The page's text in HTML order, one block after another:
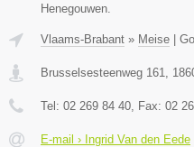
Henegouwen.
Vlaams-Brabant » Meise |
Brusselsesteenweg 161
Tel: 02 269 84 40 , Fax: 02
E-mail › Ingrid Van den Eede